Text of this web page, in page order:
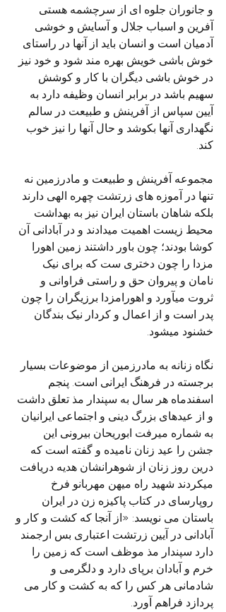
و جانوران جلوه ای از سرچشمه هستی
آفرین و اسباب جلال و آسایش و خوشی
آدمیان است و انسان باید از آنها در راستای
خوش باشی خویش بهره مند شود و خود نیز
در خوش باشی دیگران با کار و کوشش
سهیم باشد در برابر انسان وظیفه دارد به
آیین سپاس از آفرینش و طبیعت در سالم
نگهداری آنها بکوشد و حال آنها را نیز خوب
کند.
مجموعه آفرینش و طبیعت و مادرزمین نه
تنها در آموزه های زرتشت چهره الهی دارند
بلکه شاهان باستان ایران نیز به بهداشت
محیط زیست اهمیت میدادند و در آبادانی آن
کوشا بودند؛ چون باور داشتند زمین اهورا
مزدا را چون دختری ست که برای نیک
نامان و پیروان حق و راستی فراوانی و
ثروت میآورد و اهورامزدا برزیگران را چون
پدر است و از اعمال و کردار نیک بندگان
خشنود میشود.
نگاه زنانه به مادرزمین از موضوعات بسیار
برجسته در فرهنگ ایرانی است. پنجم
اسفندماه هر سال به سپندار مذ تعلق داشت
و از عیدهای بزرگ دینی و اجتماعی ایرانیان
به شماره میرفت ابوریحان بیرونی این
جشن را عید زنان نامیده و گفته است که
درین روز زنان از شوهرانشان هدیه دریافت
میکردند شهید راه میهن مهربانو فرخ
روپارسای در کتاب پاکیزه زن در ایران
باستان می نویسد: «از آنجا که کشت و کار و
آبادانی در آیین زرتشت اعتباری بس ارجمند
دارد سپندار مذ موظف است که زمین را
خرم و آبادان برپای دارد و دلگرمی و
شادمانی هر کس را که به کشت و کار می
پردازد فراهم آورد.